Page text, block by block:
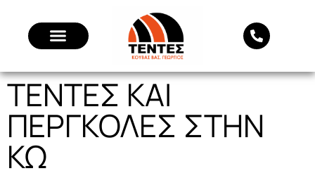
ΤΕΝΤΕΣ ΚΑΙ
ΠΕΡΓΚΟΛΕΣ ΣΤΗΝ
ΚΩ